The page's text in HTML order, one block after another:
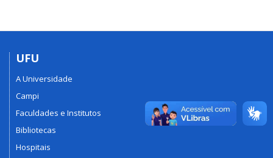
UFU
A Universidade
Campi
Faculdades e Institutos
Bibliotecas
Hospitais